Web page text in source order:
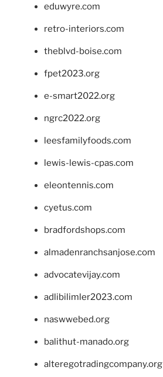
eduwyre.com
retro-interiors.com
theblvd-boise.com
fpet2023.org
e-smart2022.org
ngrc2022.org
leesfamilyfoods.com
lewis-lewis-cpas.com
eleontennis.com
cyetus.com
bradfordshops.com
almadenranchsanjose.com
advocatevijay.com
adlibilimler2023.com
naswwebed.org
balithut-manado.org
alteregotradingcompany.org